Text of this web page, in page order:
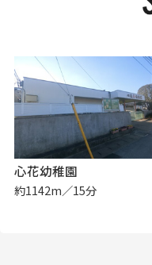
心花幼稚園
約1142m／15分